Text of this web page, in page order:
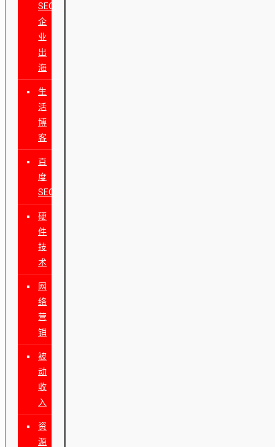
SEO
企
业
出
海
生
活
博
客
百
度
SEO
硬
件
技
术
网
络
营
销
被
动
收
入
资
源